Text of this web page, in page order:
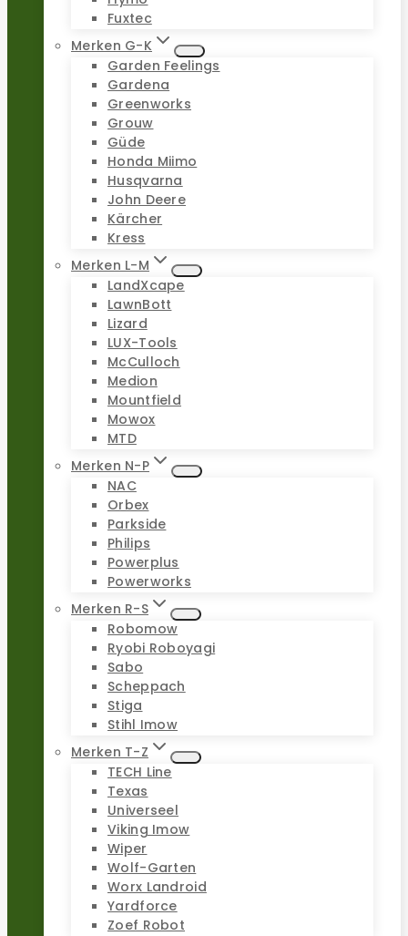
Fuxtec
Merken G-K
Garden Feelings
Gardena
Greenworks
Grouw
Güde
Honda Miimo
Husqvarna
John Deere
Kärcher
Kress
Merken L-M
LandXcape
LawnBott
Lizard
LUX-Tools
McCulloch
Medion
Mountfield
Mowox
MTD
Merken N-P
NAC
Orbex
Parkside
Philips
Powerplus
Powerworks
Merken R-S
Robomow
Ryobi Roboyagi
Sabo
Scheppach
Stiga
Stihl Imow
Merken T-Z
TECH Line
Texas
Universeel
Viking Imow
Wiper
Wolf-Garten
Worx Landroid
Yardforce
Zoef Robot